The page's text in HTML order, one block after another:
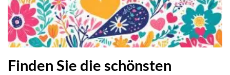
Finden Sie die schönsten